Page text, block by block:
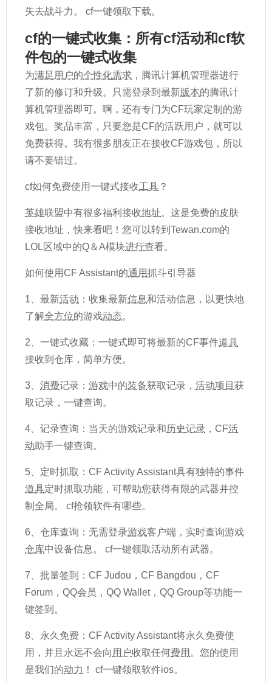
失去战斗力。 cf一键领取下载。
cf的一键式收集：所有cf活动和cf软
件包的一键式收集
为满足用户的个性化需求 ，腾讯计算机管理器进行
了新的修订和升级。只需登录到最新版本的腾讯计
算机管理器即可。啊，还有专门为CF玩家定制的游
戏包。奖品丰富，只要您是CF的活跃用户，就可以
免费获得。我有很多朋友正在接收CF游戏包，所以
请不要错过。
cf如何免费使用一键式接收工具 ？
英雄联盟中有很多福利接收地址。这是免费的皮肤
接收地址，快来看吧！您可以转到Tewan.com的
LOL区域中的Q＆A模块进行查看。
如何使用CF Assistant的通用抓斗引导器
1、最新活动 ：收集最新信息和活动信息，以更快地
了解全方位的游戏动态。
2、一键式收藏：一键式即可将最新的CF事件道具
接收到仓库，简单方便。
3、 消费记录： 游戏中的装备获取记录， 活动项目 获
取记录，一键查询。
4、记录查询：当天的游戏记录和历史记录 ，CF活
动助手一键查询。
5、定时抓取：CF Activity Assistant具有独特的事件
道具定时抓取功能，可帮助您获得有限的武器并控
制全局。 cf抢领软件有哪些。
6、仓库查询：无需登录游戏客户端，实时查询游戏
仓库中设备信息。 cf一键领取活动所有武器。
7、批量签到：CF Judou，CF Bangdou，CF
Forum，QQ会员，QQ Wallet，QQ Group等功能一
键签到。
8、永久免费：CF Activity Assistant将永久免费使
用，并且永远不会向 用户收取任何费用 。您的使用
是我们的动力 ！ cf一键领取软件ios。